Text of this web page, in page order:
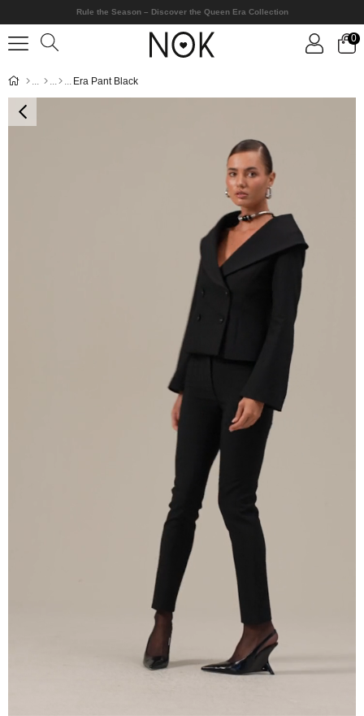
Rule the Season – Discover the Queen Era Collection
0
Era Pant Black